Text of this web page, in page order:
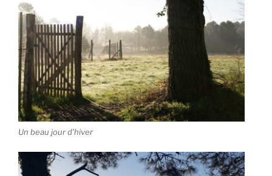
Un beau jour d’hiver